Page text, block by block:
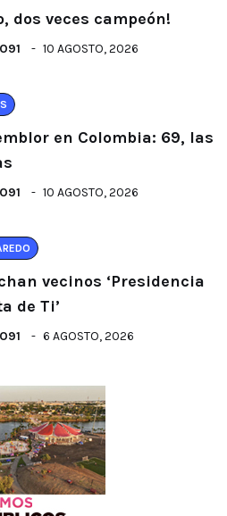
dos veces campeón!
10 AGOSTO, 2026
en Colombia: 69, las
10 AGOSTO, 2026
vecinos ‘Presidencia
de Ti’
6 AGOSTO, 2026